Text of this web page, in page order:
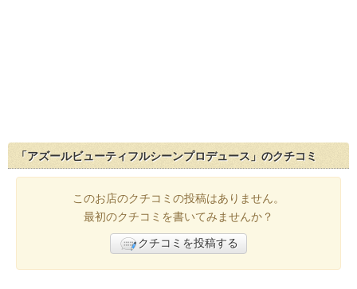
「アズールビューティフルシーンプロデュース」のクチコミ
このお店のクチコミの投稿はありません。
最初のクチコミを書いてみませんか？
クチコミを投稿する